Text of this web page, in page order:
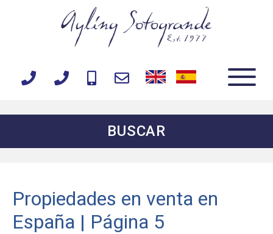
BUSCAR
Propiedades en venta en
España | Página 5